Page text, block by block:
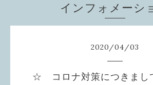
インフォメーシ
2020/04/03
☆ コロナ対策につきまし